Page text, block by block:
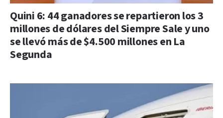
Quini 6: 44 ganadores se repartieron los 3
millones de dólares del Siempre Sale y uno
se llevó más de $4.500 millones en La
Segunda